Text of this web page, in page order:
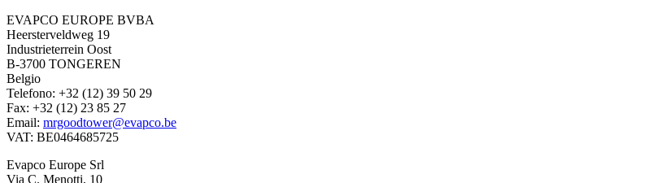
EVAPCO EUROPE BVBA
Heersterveldweg 19
Industrieterrein Oost
B-3700 TONGEREN
Belgio
Telefono: +32 (12) 39 50 29
Fax: +32 (12) 23 85 27
Email: mrgoodtower@evapco.be
VAT: BE0464685725
Evapco Europe Srl
Via C. Menotti, 10